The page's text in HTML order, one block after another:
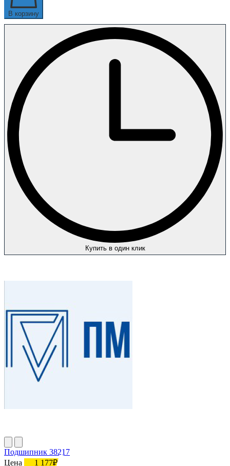
В корзину
Купить в один клик
Подшипник 38217
Цена
1 177₽